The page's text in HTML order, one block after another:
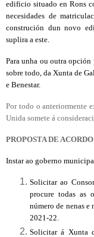
edificio situado en Rons
necesidades de
construción dun novo
suplira a este.
Para unha ou outra
sobre todo, da Xunta de
e Benestar.
Por todo o anteriormente
Unida somete á
PROPOSTA DE ACORDO
Instar ao goberno
Solicitar ao
procure todas as
número de nenas e
2021-22.
Solicitar á Xunta